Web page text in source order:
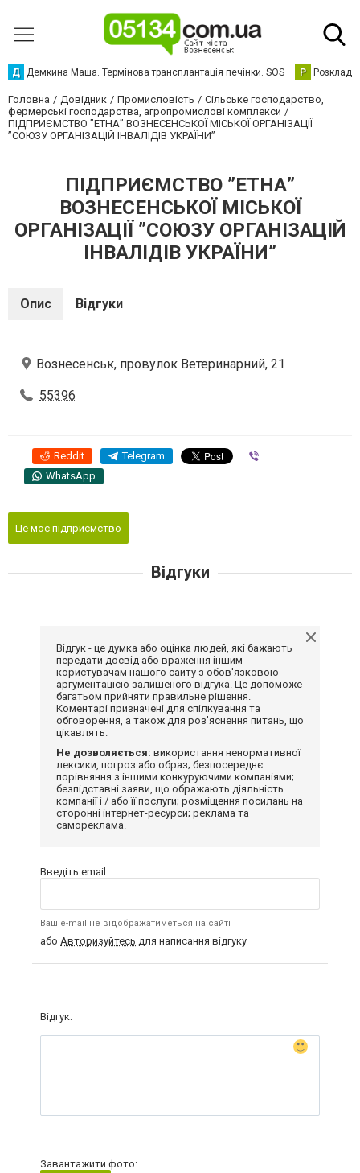
Д Демкина Маша. Термінова трансплантація печінки. SOS Р Розклад
Головна Довідник Промисловість
Сільське господарство,
фермерські господарства, агропромислові комплекси
ПІДПРИЄМСТВО ”ЕТНА” ВОЗНЕСЕНСЬКОЇ МІСЬКОЇ ОРГАНІЗАЦІЇ
”СОЮЗУ ОРГАНІЗАЦІЙ ІНВАЛІДІВ УКРАЇНИ”
ПІДПРИЄМСТВО ”ЕТНА”
ВОЗНЕСЕНСЬКОЇ МІСЬКОЇ
ОРГАНІЗАЦІЇ ”СОЮЗУ ОРГАНІЗАЦІЙ
ІНВАЛІДІВ УКРАЇНИ”
Опис Відгуки
Вознесенськ, провулок Ветеринарний, 21
55396
Reddit Telegram
WhatsApp
Це моє підприємство
Відгуки
Відгук - це думка або оцінка людей, які бажають
передати досвід або враження іншим
користувачам нашого сайту з обов'язковою
аргументацією залишеного відгука. Це допоможе
багатьом прийняти правильне рішення.
Коментарі призначені для спілкування та
обговорення, а також для роз'яснення питань, що
цікавлять.
Не дозволяється: використання ненормативної
лексики, погроз або образ; безпосереднє
порівняння з іншими конкуруючими компаніями;
безпідставні заяви, що ображають діяльність
компанії і / або її послуги; розміщення посилань на
сторонні інтернет-ресурси; реклама та
самореклама.
Введіть email:
Ваш e-mail не відображатиметься на сайті
або Авторизуйтесь для написання відгуку
Відгук:
Завантажити фото: